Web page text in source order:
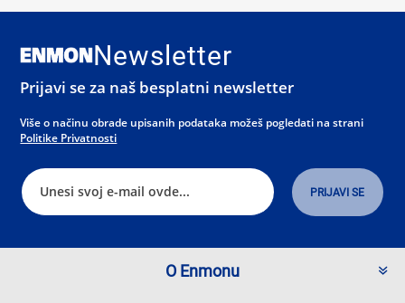
Newsletter
Prijavi se za naš besplatni newsletter
Više o načinu obrade upisanih podataka možeš pogledati na strani
Politike Privatnosti
O Enmonu